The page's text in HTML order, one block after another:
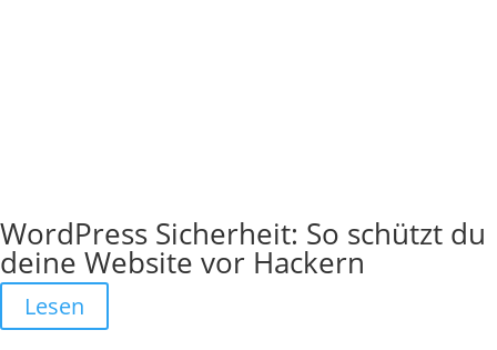
WordPress Sicherheit: So schützt du
deine Website vor Hackern
Lesen